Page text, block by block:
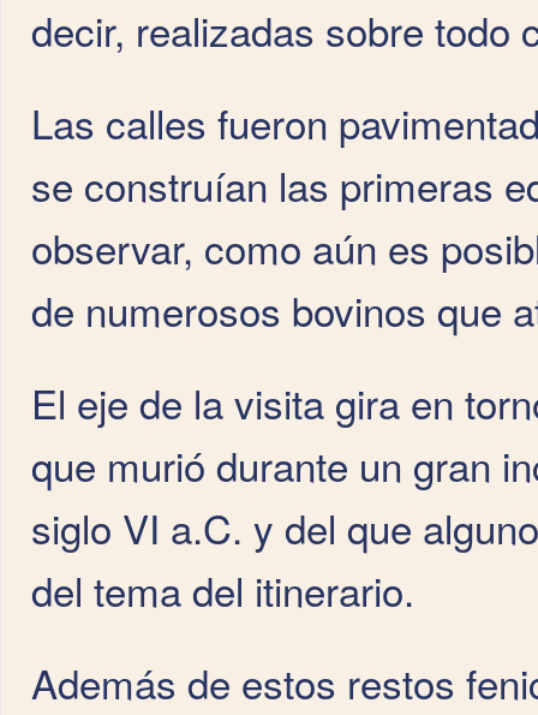
decir, realizadas sobre todo
Las calles fueron
se construían las primeras
observar, como aún es
de numerosos bovinos que
El eje de la visita gira en
que murió durante un gran
siglo VI a.C. y del que
del tema del itinerario.
Además de estos restos